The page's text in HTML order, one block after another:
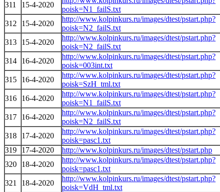
311
15-4-2020
poisk=N1_failS.txt
312
15-4-2020
http://www.kolpinkurs.ru/images/dtest/pstart.php?
poisk=N2_failS.txt
313
15-4-2020
http://www.kolpinkurs.ru/images/dtest/pstart.php?
poisk=N2_failS.txt
314
16-4-2020
http://www.kolpinkurs.ru/images/dtest/pstart.php?
poisk=003int.txt
315
16-4-2020
http://www.kolpinkurs.ru/images/dtest/pstart.php?
poisk=SzH_tml.txt
316
16-4-2020
http://www.kolpinkurs.ru/images/dtest/pstart.php?
poisk=N1_failS.txt
317
16-4-2020
http://www.kolpinkurs.ru/images/dtest/pstart.php?
poisk=N2_failS.txt
318
17-4-2020
http://www.kolpinkurs.ru/images/dtest/pstart.php?
poisk=pasc1.txt
319
17-4-2020
http://www.kolpinkurs.ru/images/dtest/pstart.php
320
18-4-2020
http://www.kolpinkurs.ru/images/dtest/pstart.php?
poisk=pasc1.txt
321
18-4-2020
http://www.kolpinkurs.ru/images/dtest/pstart.php?
poisk=VdH_tml.txt